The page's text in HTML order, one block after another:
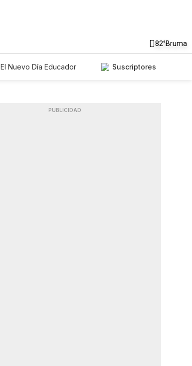
82°Bruma
El Nuevo Día Educador
Suscriptores
PUBLICIDAD